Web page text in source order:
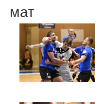
мат